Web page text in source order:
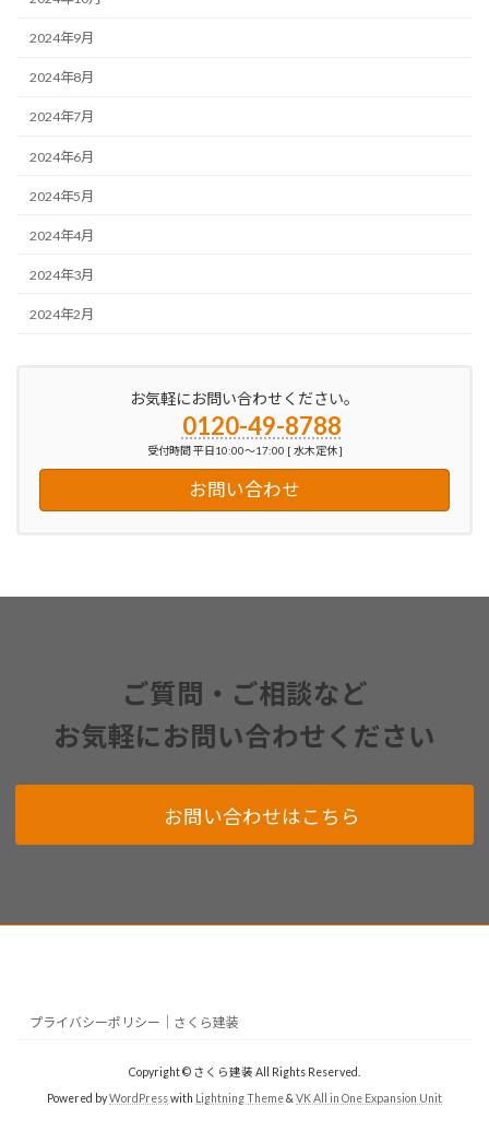
2024年9月
2024年8月
2024年7月
2024年6月
2024年5月
2024年4月
2024年3月
2024年2月
お気軽にお問い合わせください。
0120-49-8788
受付時間 平日10:00～17:00 [ 水木定休 ]
お問い合わせ
ご質問・ご相談など
お気軽にお問い合わせください
お問い合わせはこちら
プライバシーポリシー｜さくら建装
Copyright © さくら建装 All Rights Reserved.
Powered byWordPresswith Lightning Theme& VK All in One Expansion Unit